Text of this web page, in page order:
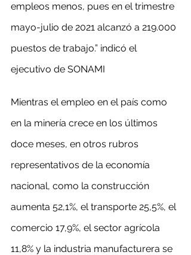
empleos menos, pues en el trimestre
mayo-julio de 2021 alcanzó a 219.000
puestos de trabajo.” indicó el
ejecutivo de SONAMI
Mientras el empleo en el país como
en la minería crece en los últimos
doce meses, en otros rubros
representativos de la economía
nacional, como la construcción
aumenta 52,1%, el transporte 25,5%, el
comercio 17,9%, el sector agrícola
11,8% y la industria manufacturera se